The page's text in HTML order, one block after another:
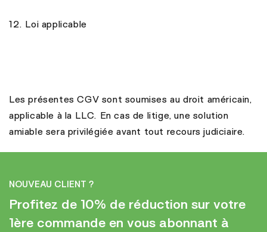
12. Loi applicable
Les présentes CGV sont soumises au droit américain,
applicable à la LLC. En cas de litige, une solution
amiable sera privilégiée avant tout recours judiciaire.
NOUVEAU CLIENT ?
Profitez de 10% de réduction sur votre
1ère commande en vous abonnant à